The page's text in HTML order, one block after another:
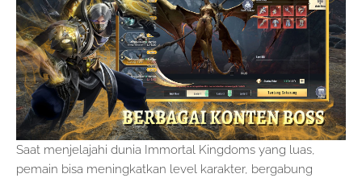
Saat menjelajahi dunia Immortal Kingdoms yang luas,
pemain bisa meningkatkan level karakter, bergabung